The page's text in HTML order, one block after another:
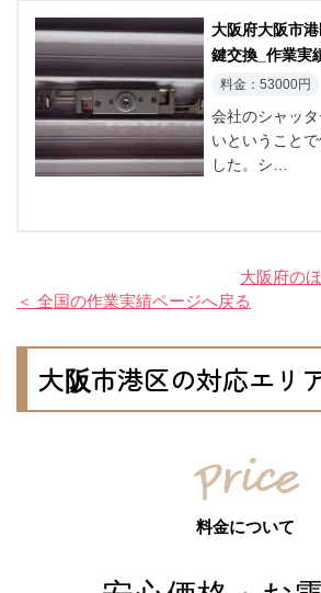
大阪府大阪市
鍵交換_作業実
料金：53000円
会社のシャッ
いということ
した。シ…
大阪府の
＜ 全国の作業実績ページへ戻る
大阪市港区の対応エリ
料金について